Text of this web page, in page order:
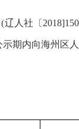
(辽人社〔
期内向海州区